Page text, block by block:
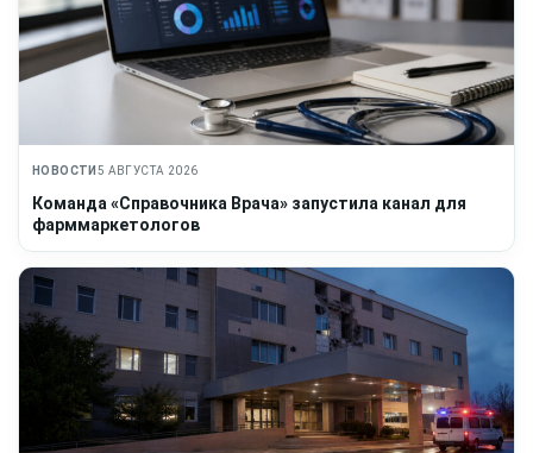
НОВОСТИ 5 АВГУСТА 2026
Команда «Справочника Врача» запустила канал для
фарммаркетологов